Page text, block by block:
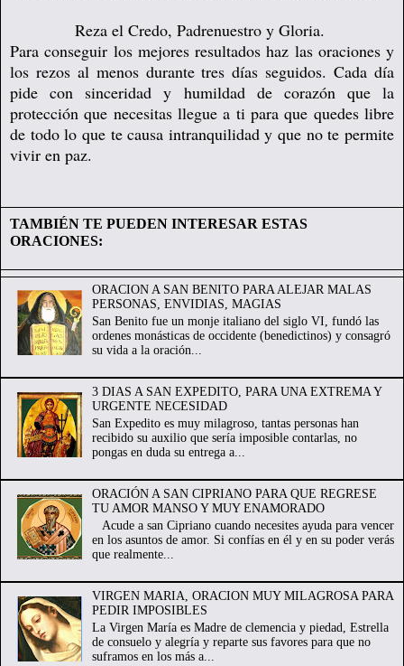
Reza el Credo, Padrenuestro y Gloria.
Para conseguir los mejores resultados haz las oraciones y
los rezos al menos durante tres días seguidos. Cada día
pide con sinceridad y humildad de corazón que la
protección que necesitas llegue a ti para que quedes libre
de todo lo que te causa intranquilidad y que no te permite
vivir en paz.
TAMBIÉN TE PUEDEN INTERESAR ESTAS
ORACIONES:
ORACION A SAN BENITO PARA ALEJAR MALAS
PERSONAS, ENVIDIAS, MAGIAS
San Benito fue un monje italiano del siglo VI, fundó las
ordenes monásticas de occidente (benedictinos) y consagró
su vida a la oración...
3 DIAS A SAN EXPEDITO, PARA UNA EXTREMA Y
URGENTE NECESIDAD
San Expedito es muy milagroso, tantas personas han
recibido su auxilio que sería imposible contarlas, no
pongas en duda su entrega a...
ORACIÓN A SAN CIPRIANO PARA QUE REGRESE
TU AMOR MANSO Y MUY ENAMORADO
Acude a san Cipriano cuando necesites ayuda para vencer
en los asuntos de amor. Si confías en él y en su poder verás
que realmente...
VIRGEN MARIA, ORACION MUY MILAGROSA PARA
PEDIR IMPOSIBLES
La Virgen María es Madre de clemencia y piedad, Estrella
de consuelo y alegría y reparte sus favores para que no
suframos en los más a...